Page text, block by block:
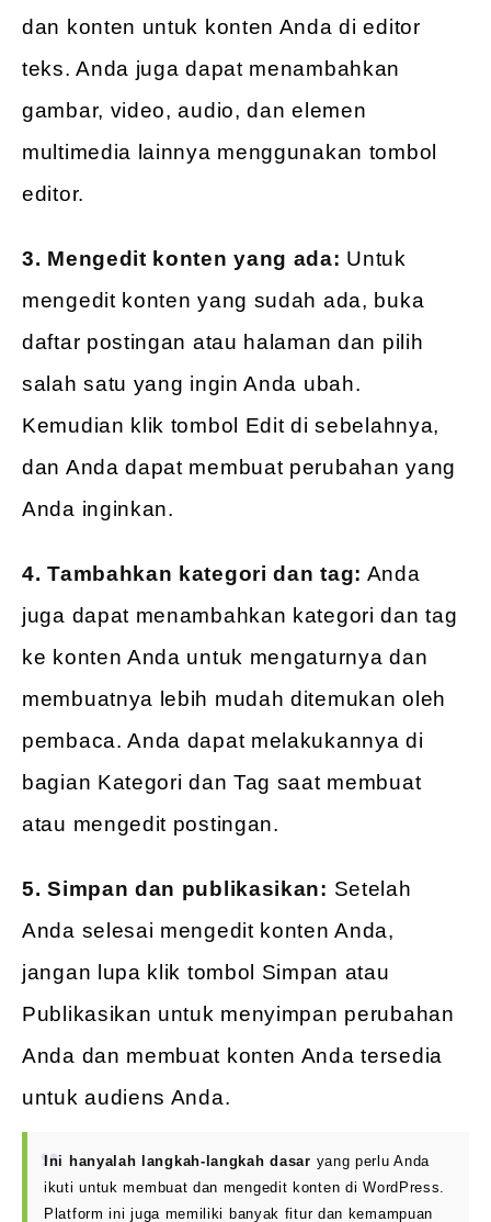
dan konten untuk konten Anda di editor
teks. Anda juga dapat menambahkan
gambar, video, audio, dan elemen
multimedia lainnya menggunakan tombol
editor.
3. Mengedit konten yang ada: Untuk
mengedit konten yang sudah ada, buka
daftar postingan atau halaman dan pilih
salah satu yang ingin Anda ubah.
Kemudian klik tombol Edit di sebelahnya,
dan Anda dapat membuat perubahan yang
Anda inginkan.
4. Tambahkan kategori dan tag: Anda
juga dapat menambahkan kategori dan tag
ke konten Anda untuk mengaturnya dan
membuatnya lebih mudah ditemukan oleh
pembaca. Anda dapat melakukannya di
bagian Kategori dan Tag saat membuat
atau mengedit postingan.
5. Simpan dan publikasikan: Setelah
Anda selesai mengedit konten Anda,
jangan lupa klik tombol Simpan atau
Publikasikan untuk menyimpan perubahan
Anda dan membuat konten Anda tersedia
untuk audiens Anda.
Ini hanyalah langkah-langkah dasar yang perlu Anda
ikuti untuk membuat dan mengedit konten di WordPress.
Platform ini juga memiliki banyak fitur dan kemampuan